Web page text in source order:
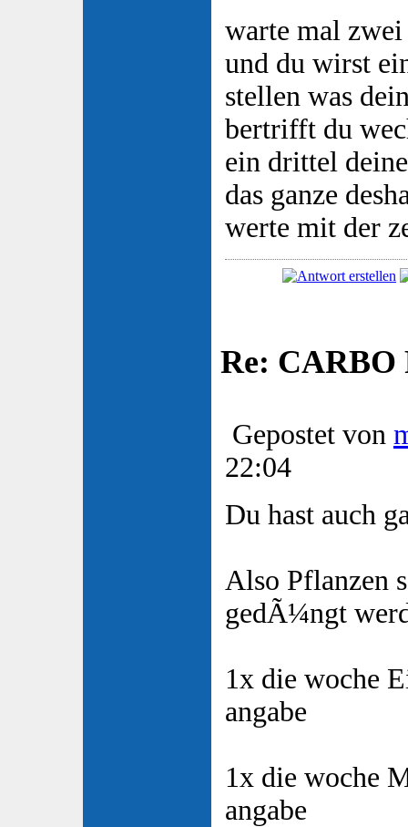
warte mal
und du wirst
stellen was
bertrifft du
ein drittel
das ganze
werte mit der
Re: CARBO
Gepostet von
22:04
Du hast auch
Also Pflanzen
gedÃ¼ngt
1x die woche
angabe
1x die woche
angabe